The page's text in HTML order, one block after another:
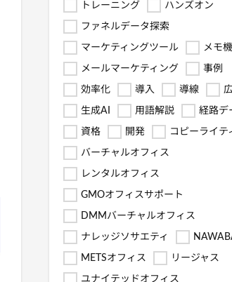
トレーニング ハンズオン
ファネルデータ探索
マーケティングツール メモ
メールマーケティング 事例
効率化 導入 導線
生成AI 用語解説 経路デ
資格 開発 コピーライテ
バーチャルオフィス
レンタルオフィス
GMOオフィスサポート
DMMバーチャルオフィス
ナレッジソサエティ
METSオフィス リージャス
ユナイテッドオフィス